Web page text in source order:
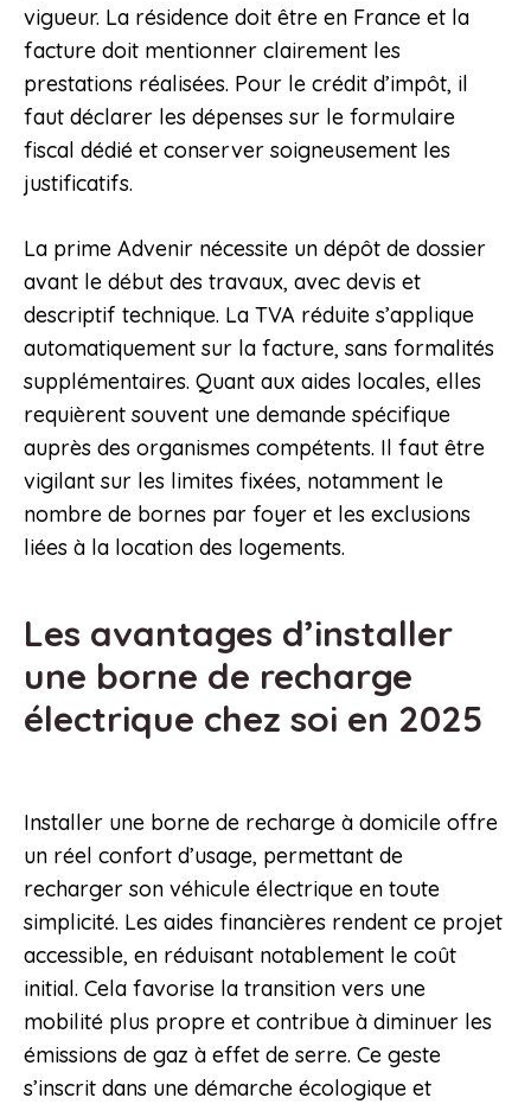
vigueur. La résidence doit être en France et la
facture doit mentionner clairement les
prestations réalisées. Pour le crédit d’impôt, il
faut déclarer les dépenses sur le formulaire
fiscal dédié et conserver soigneusement les
justificatifs.
La prime Advenir nécessite un dépôt de dossier
avant le début des travaux, avec devis et
descriptif technique. La TVA réduite s’applique
automatiquement sur la facture, sans formalités
supplémentaires. Quant aux aides locales, elles
requièrent souvent une demande spécifique
auprès des organismes compétents. Il faut être
vigilant sur les limites fixées, notamment le
nombre de bornes par foyer et les exclusions
liées à la location des logements.
Les avantages d’installer
une borne de recharge
électrique chez soi en 2025
Installer une borne de recharge à domicile offre
un réel confort d’usage, permettant de
recharger son véhicule électrique en toute
simplicité. Les aides financières rendent ce projet
accessible, en réduisant notablement le coût
initial. Cela favorise la transition vers une
mobilité plus propre et contribue à diminuer les
émissions de gaz à effet de serre. Ce geste
s’inscrit dans une démarche écologique et